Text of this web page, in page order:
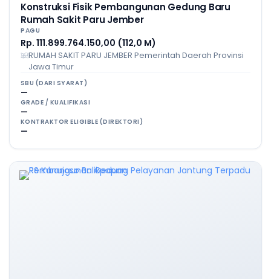
Konstruksi Fisik Pembangunan Gedung Baru
Rumah Sakit Paru Jember
PAGU
Rp. 111.899.764.150,00 (112,0 M)
RUMAH SAKIT PARU JEMBER Pemerintah Daerah Provinsi
Jawa Timur
SBU (DARI SYARAT)
—
GRADE / KUALIFIKASI
—
KONTRAKTOR ELIGIBLE (DIREKTORI)
—